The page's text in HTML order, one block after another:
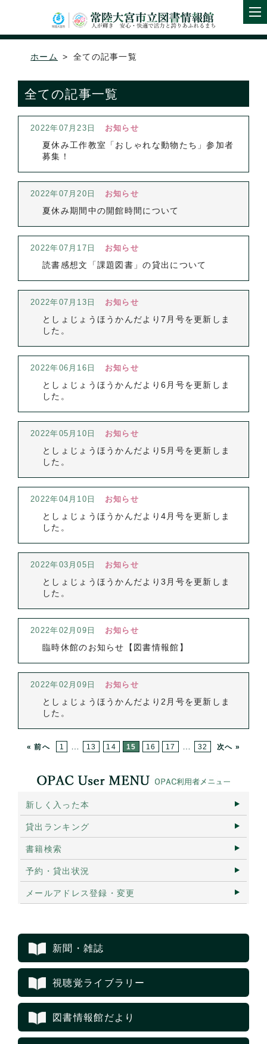
ホーム 全ての記事一覧
全ての記事一覧
2022年07月23日 お知らせ
夏休み工作教室「おしゃれな動物たち」参加者
募集！
2022年07月20日 お知らせ
夏休み期間中の開館時間について
2022年07月17日 お知らせ
読書感想文「課題図書」の貸出について
2022年07月13日 お知らせ
としょじょうほうかんだより7月号を更新しま
した。
2022年06月16日 お知らせ
としょじょうほうかんだより6月号を更新しま
した。
2022年05月10日 お知らせ
としょじょうほうかんだより5月号を更新しま
した。
2022年04月10日 お知らせ
としょじょうほうかんだより4月号を更新しま
した。
2022年03月05日 お知らせ
としょじょうほうかんだより3月号を更新しま
した。
2022年02月09日 お知らせ
臨時休館のお知らせ【図書情報館】
2022年02月09日 お知らせ
としょじょうほうかんだより2月号を更新しま
した。
« 前へ 1 13 14 15 16 17 32 次へ »
新しく入った本
貸出ランキング
書籍検索
予約・貸出状況
メールアドレス登録・変更
新聞・雑誌
視聴覚ライブラリー
図書情報館だより